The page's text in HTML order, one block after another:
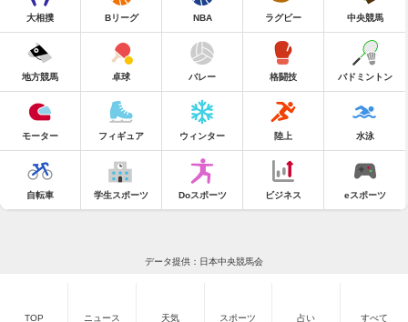
大相撲 Bリーグ NBA ラグビー 中央競馬
地方競馬 卓球 バレー 格闘技 バドミントン
モーター フィギュア ウィンター 陸上 水泳
自転車 学生スポーツ Doスポーツ ビジネス eスポーツ
データ提供：日本中央競馬会
TOP ニュース 天気 スポーツ 占い すべて